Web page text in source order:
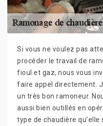
Si vous ne voulez pas
procéder le travail de
fioul et gaz, nous vous
faire appel directement.
un très bon ramoneur.
aussi bien outillés en
type de chaudière